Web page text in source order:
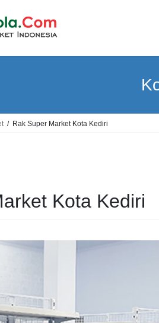
Rak Super Market Kota Kediri
Kota Kediri